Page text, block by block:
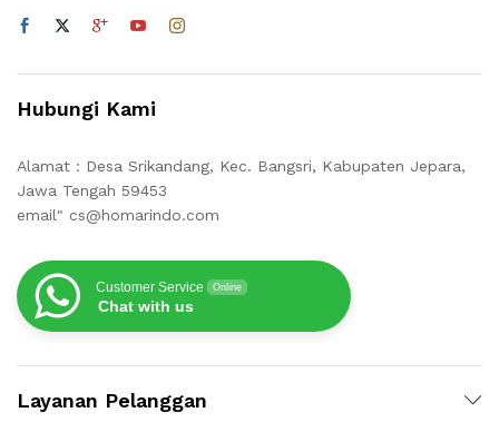
Hubungi Kami
Alamat : Desa Srikandang, Kec. Bangsri, Kabupaten Jepara,
Jawa Tengah 59453
email" cs@homarindo.com
Customer Service Online
Chat with us
Layanan Pelanggan